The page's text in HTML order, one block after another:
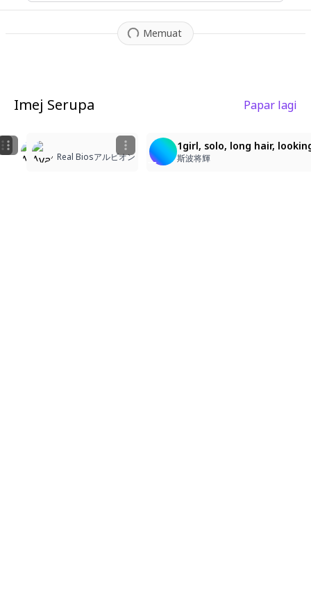
Memuat
Imej Serupa Papar lagi
Blossoming Beauty in Spring!
Angellchii
Blossom Dream Girl
Angellchii
Real Biosアルビオン
1girl, solo, long hair,
斯波将輝